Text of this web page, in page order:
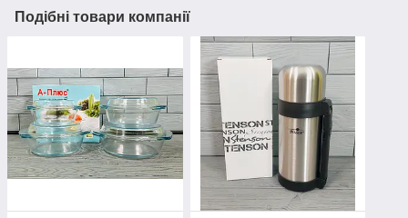
Подібні товари компанії